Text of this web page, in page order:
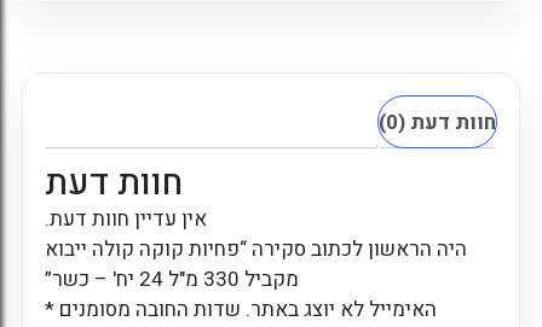
חוות דעת (0)
חוות דעת
אין עדיין חוות דעת.
היה הראשון לכתוב סקירה “פחיות קוקה קולה ייבוא
מקביל 330 מ"ל 24 יח' – כשר”
האימייל לא יוצג באתר. שדות החובה מסומנים*